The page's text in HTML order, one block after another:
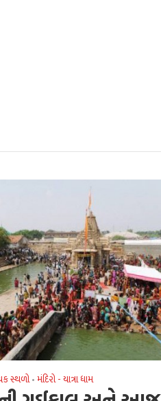
સ્થળો •મંદિરો - યાત્રા ધામ